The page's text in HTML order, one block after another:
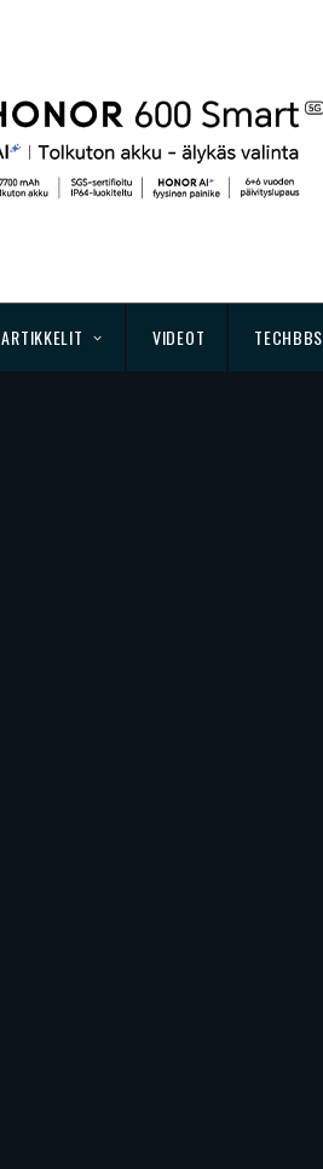
ARTIKKELIT VIDEOT TECHBBS